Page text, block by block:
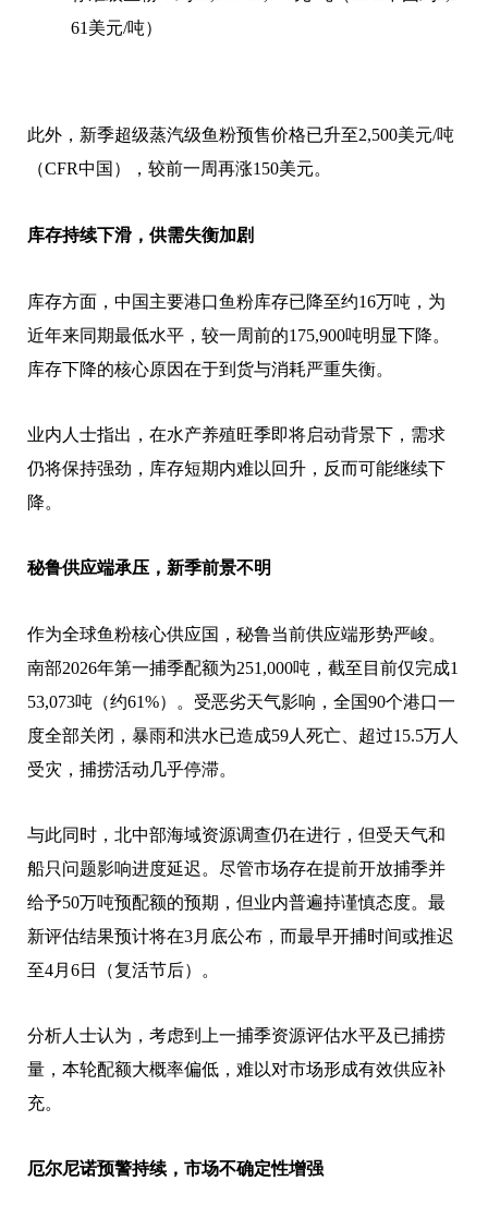
61美元/吨）
此外，新季超级蒸汽级鱼粉预售价格已升至2,500美元/吨
（CFR中国），较前一周再涨150美元。
库存持续下滑，供需失衡加剧
库存方面，中国主要港口鱼粉库存已降至约16万吨，为
近年来同期最低水平，较一周前的175,900吨明显下降。
库存下降的核心原因在于到货与消耗严重失衡。
业内人士指出，在水产养殖旺季即将启动背景下，需求
仍将保持强劲，库存短期内难以回升，反而可能继续下
降。
秘鲁供应端承压，新季前景不明
作为全球鱼粉核心供应国，秘鲁当前供应端形势严峻。
南部2026年第一捕季配额为251,000吨，截至目前仅完成1
53,073吨（约61%）。受恶劣天气影响，全国90个港口一
度全部关闭，暴雨和洪水已造成59人死亡、超过15.5万人
受灾，捕捞活动几乎停滞。
与此同时，北中部海域资源调查仍在进行，但受天气和
船只问题影响进度延迟。尽管市场存在提前开放捕季并
给予50万吨预配额的预期，但业内普遍持谨慎态度。最
新评估结果预计将在3月底公布，而最早开捕时间或推迟
至4月6日（复活节后）。
分析人士认为，考虑到上一捕季资源评估水平及已捕捞
量，本轮配额大概率偏低，难以对市场形成有效供应补
充。
厄尔尼诺预警持续，市场不确定性增强